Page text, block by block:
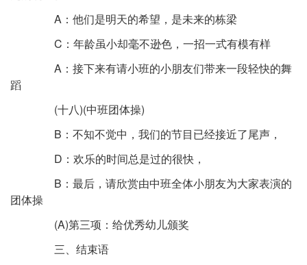
A：他们是明天的希望，是未来的栋梁
C：年龄虽小却毫不逊色，一招一式有模有样
A：接下来有请小班的小朋友们带来一段轻快的舞
蹈
(十八)(中班团体操)
B：不知不觉中，我们的节目已经接近了尾声，
D：欢乐的时间总是过的很快，
B：最后，请欣赏由中班全体小朋友为大家表演的
团体操
(A)第三项：给优秀幼儿颁奖
三、结束语